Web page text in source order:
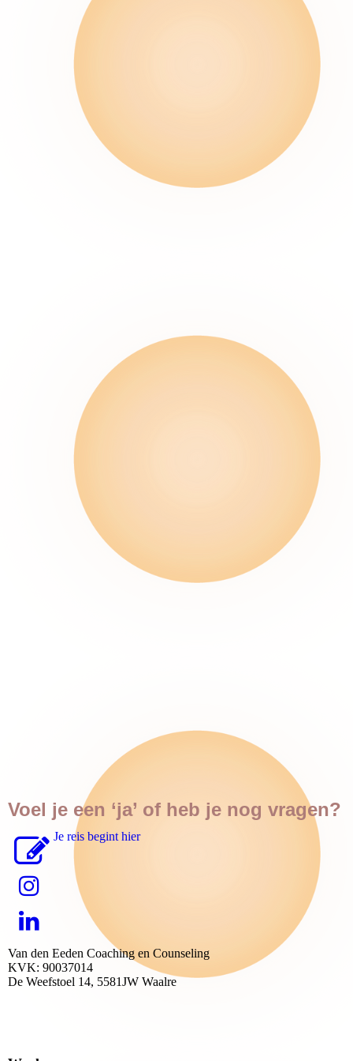
Voel je een ‘ja’ of heb je nog vragen?
Je reis begint hier
Van den Eeden Coaching en Counseling
KVK: 90037014
De Weefstoel 14, 5581JW Waalre